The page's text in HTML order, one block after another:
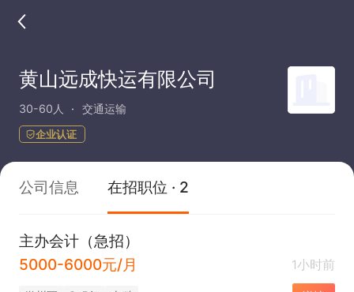
黄山远成快运有限公司
30-60人 交通运输
企业认证
公司信息 在招职位 · 2
主办会计（急招）
5000-6000元/月
1小时前